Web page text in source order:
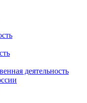
деятельность